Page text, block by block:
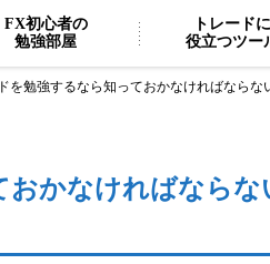
FX初心者の
勉強部屋
トレードに
役立つツー
を勉強するなら知っておかなければならな
おかなければならな